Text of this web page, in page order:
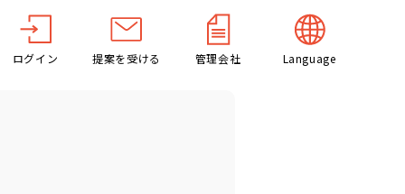
ログイン 提案を受ける 管理会社 Language